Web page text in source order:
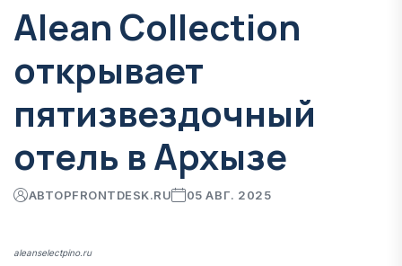
Alean Collection
открывает
пятизвездочный
отель в Архызе
АВТОРFRONTDESK.RU 05 АВГ. 2025
aleanselectpino.ru